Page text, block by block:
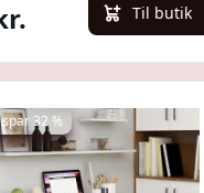
Til butik
spar 32 %